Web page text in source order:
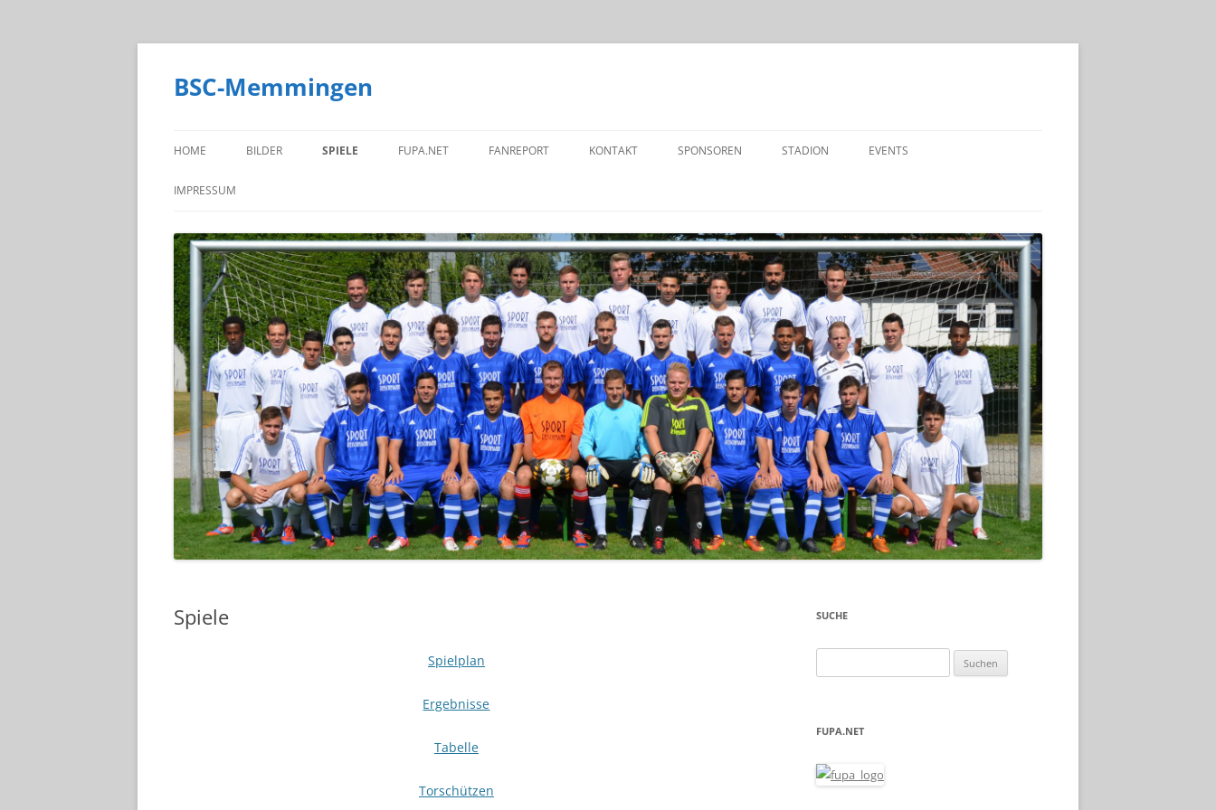
BSC-Memmingen
Inhalt
HOME BILDER SPIELE
TABELLE
TORSCHÜTZEN
LIVE!
FUPA.NET FANREPORT KONTAKT SPONSOREN STADION EVENTS
IMPRESSUM
Spiele
Spielplan
Ergebnisse
Tabelle
Torschützen
SUCHE
nach:
FUPA.NET